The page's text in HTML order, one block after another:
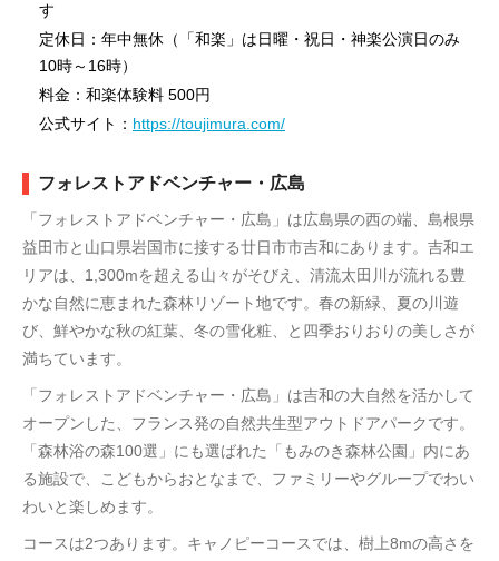
す
定休日：年中無休（「和楽」は日曜・祝日・神楽公演日のみ
10時～16時）
料金：和楽体験料 500円
公式サイト： https://toujimura.com/
フォレストアドベンチャー・広島
「フォレストアドベンチャー・広島」は広島県の西の端、島根県
益田市と山口県岩国市に接する廿日市市吉和にあります。吉和エ
リアは、1,300mを超える山々がそびえ、清流太田川が流れる豊
かな自然に恵まれた森林リゾート地です。春の新緑、夏の川遊
び、鮮やかな秋の紅葉、冬の雪化粧、と四季おりおりの美しさが
満ちています。
「フォレストアドベンチャー・広島」は吉和の大自然を活かして
オープンした、フランス発の自然共生型アウトドアパークです。
「森林浴の森100選」にも選ばれた「もみのき森林公園」内にあ
る施設で、こどもからおとなまで、ファミリーやグループでわい
わいと楽しめます。
コースは2つあります。キャノピーコースでは、樹上8mの高さを